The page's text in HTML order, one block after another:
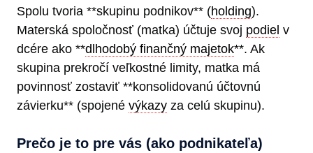
Spolu tvoria **skupinu podnikov** (holding).
Materská spoločnosť (matka) účtuje svoj podiel v
dcére ako **dlhodobý finančný majetok**. Ak
skupina prekročí veľkostné limity, matka má
povinnosť zostaviť **konsolidovanú účtovnú
závierku** (spojené výkazy za celú skupinu).
Prečo je to pre vás (ako podnikateľa)